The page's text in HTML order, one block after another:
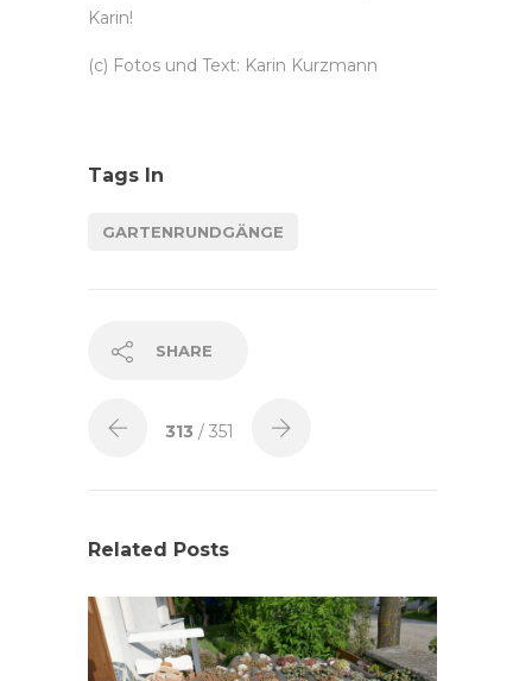
Karin!
(c) Fotos und Text: Karin Kurzmann
Tags In
GARTENRUNDGÄNGE
SHARE
313 / 351
Related Posts